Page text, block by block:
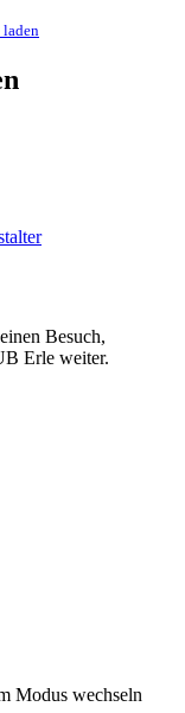
Besuch,
Erle weiter.
Modus wechseln